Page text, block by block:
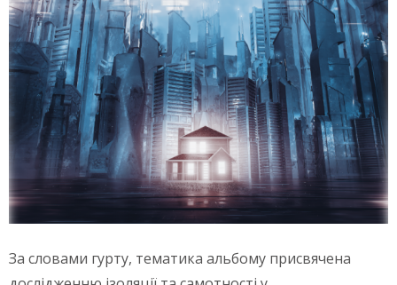
За словами гурту, тематика альбому присвячена